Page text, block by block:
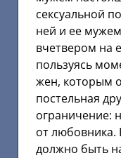
сексуальной
ней и ее
вчетвером на
пользуясь
жен, которым
постельная
ограничение:
от любовника.
должно быть